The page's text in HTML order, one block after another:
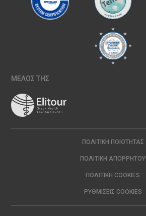
ΜΕΛΟΣ ΤΗΣ
ΠΟΛΙΤΙΚΉ ΠΟΙΌΤΗΤΑΣ
ΠΟΛΙΤΙΚΉ ΑΠΟΡΡΉΤΟΥ
ΠΟΛΙΤΙΚΉ COOKIES
ΡΥΘΜΊΣΕΙΣ COOKIES